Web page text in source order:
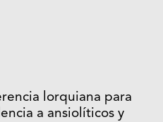
lorquiana para
a ansiolíticos y